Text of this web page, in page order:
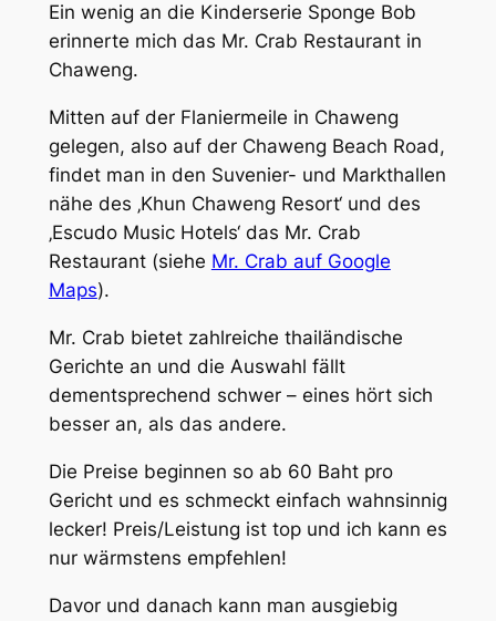
Ein wenig an die Kinderserie Sponge Bob
erinnerte mich das Mr. Crab Restaurant in
Chaweng.
Mitten auf der Flaniermeile in Chaweng
gelegen, also auf der Chaweng Beach Road,
findet man in den Suvenier- und Markthallen
nähe des ‚Khun Chaweng Resort‘ und des
‚Escudo Music Hotels‘ das Mr. Crab
Restaurant (siehe Mr. Crab auf Google
Maps).
Mr. Crab bietet zahlreiche thailändische
Gerichte an und die Auswahl fällt
dementsprechend schwer – eines hört sich
besser an, als das andere.
Die Preise beginnen so ab 60 Baht pro
Gericht und es schmeckt einfach wahnsinnig
lecker! Preis/Leistung ist top und ich kann es
nur wärmstens empfehlen!
Davor und danach kann man ausgiebig